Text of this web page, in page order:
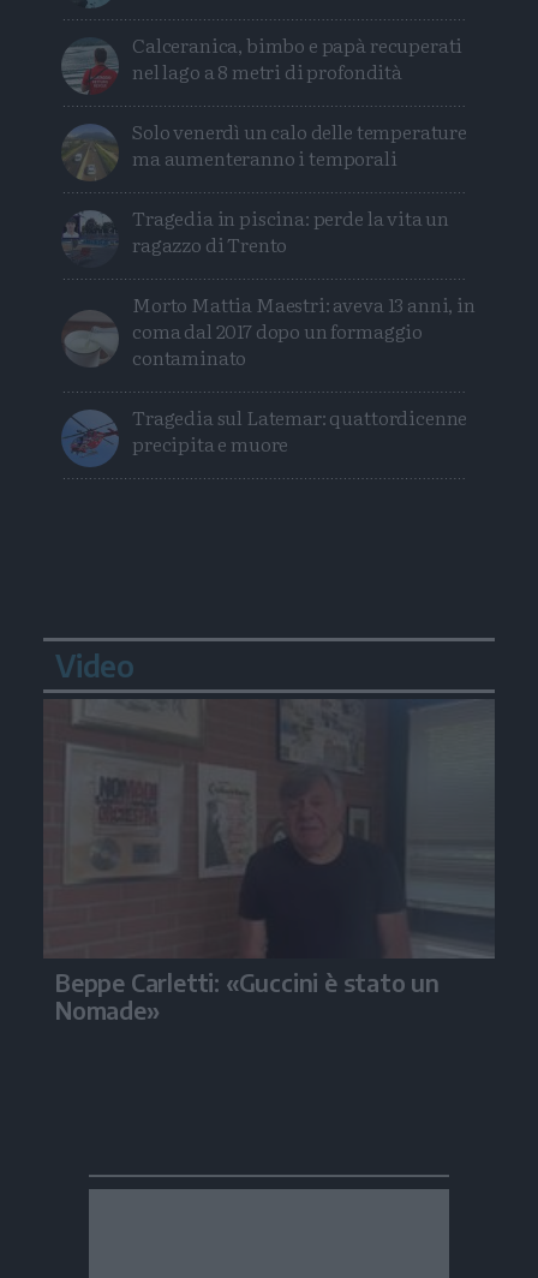
Calceranica, bimbo e papà recuperati
nel lago a 8 metri di profondità
Solo venerdì un calo delle temperature
ma aumenteranno i temporali
Tragedia in piscina: perde la vita un
ragazzo di Trento
Morto Mattia Maestri: aveva 13 anni, in
coma dal 2017 dopo un formaggio
contaminato
Tragedia sul Latemar: quattordicenne
precipita e muore
Video
Beppe Carletti: «Guccini è stato un
Nomade»